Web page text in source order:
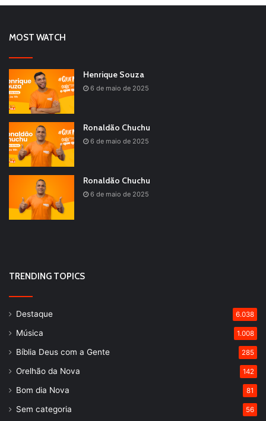
MOST WATCH
Henrique Souza
6 de maio de 2025
Ronaldão Chuchu
6 de maio de 2025
Ronaldão Chuchu
6 de maio de 2025
TRENDING TOPICS
Destaque 6.038
Música 1.008
Bíblia Deus com a Gente 285
Orelhão da Nova 142
Bom dia Nova 81
Sem categoria 56